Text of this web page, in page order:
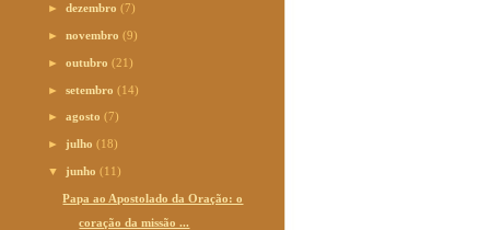
►dezembro(7)
►novembro(9)
►outubro(21)
►setembro(14)
►agosto(7)
► julho(18)
▼ junho(11)
Papa ao Apostolado da Oração: o
coração da missão ...